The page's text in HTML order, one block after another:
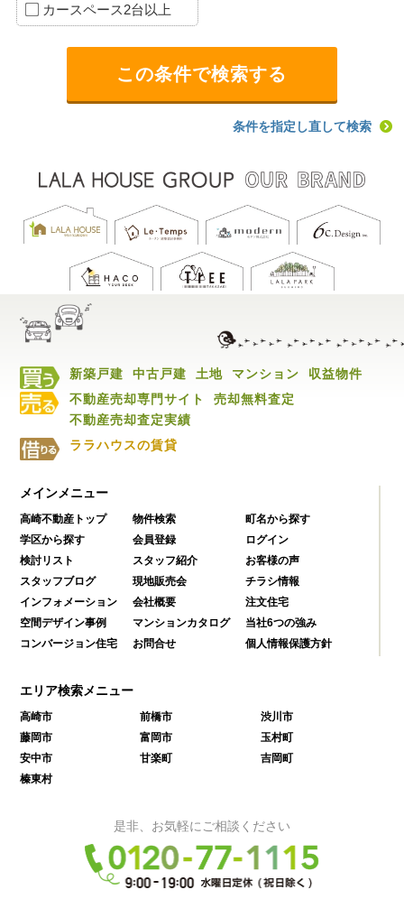
カースペース2台以上
条件を指定し直して検索
新築戸建 中古戸建 土地 マンション
収益物件
不動産売却専門サイト
売却無料査定
不動産売却査定実績
ララハウスの賃貸
メインメニュー
高崎不動産トップ 物件検索
町名から探す
学区から探す
会員登録
ログイン
検討リスト
スタッフ紹介
お客様の声
スタッフブログ
現地販売会
チラシ情報
インフォメーション
会社概要
注文住宅
空間デザイン事例
マンションカタログ
当社6つの強み
コンバージョン住宅
お問合せ 個人情報保護方針
エリア検索メニュー
高崎市 前橋市
渋川市
藤岡市
富岡市
玉村町
安中市
甘楽町
吉岡町
榛東村
是非、お気軽にご相談ください